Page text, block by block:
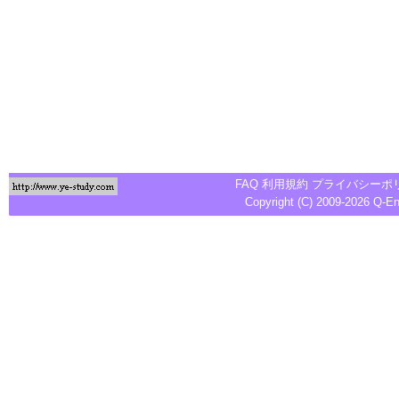
FAQ 利用規約 プライバシーポ
Copyright (C) 2009-2026 Q-